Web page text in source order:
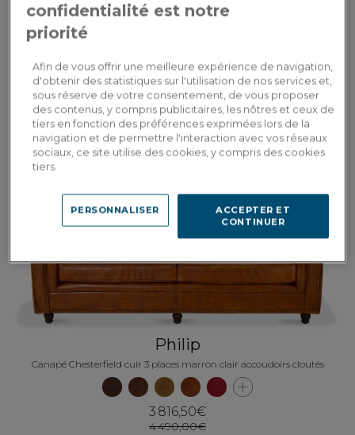
Méridienne gauche tissu bleu jean
1 291,50€
1 845,00€
Philip
Canapé Chesterfield cuir 3 places marron clair accoudoirs cloutés
3 816,50€
4 490,00€
confidentialité est notre
priorité
Afin de vous offrir une meilleure expérience de navigation,
d'obtenir des statistiques sur l'utilisation de nos services et,
sous réserve de votre consentement, de vous proposer
des contenus, y compris publicitaires, les nôtres et ceux de
tiers en fonction des préférences exprimées lors de la
navigation et de permettre l'interaction avec vos réseaux
sociaux, ce site utilise des cookies, y compris des cookies
tiers.
ACCEPTER ET
CONTINUER
PERSONNALISER